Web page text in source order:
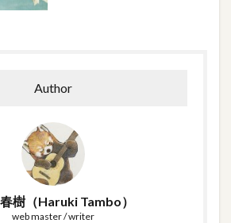
Author
樹（Haruki Tambo）
web master / writer